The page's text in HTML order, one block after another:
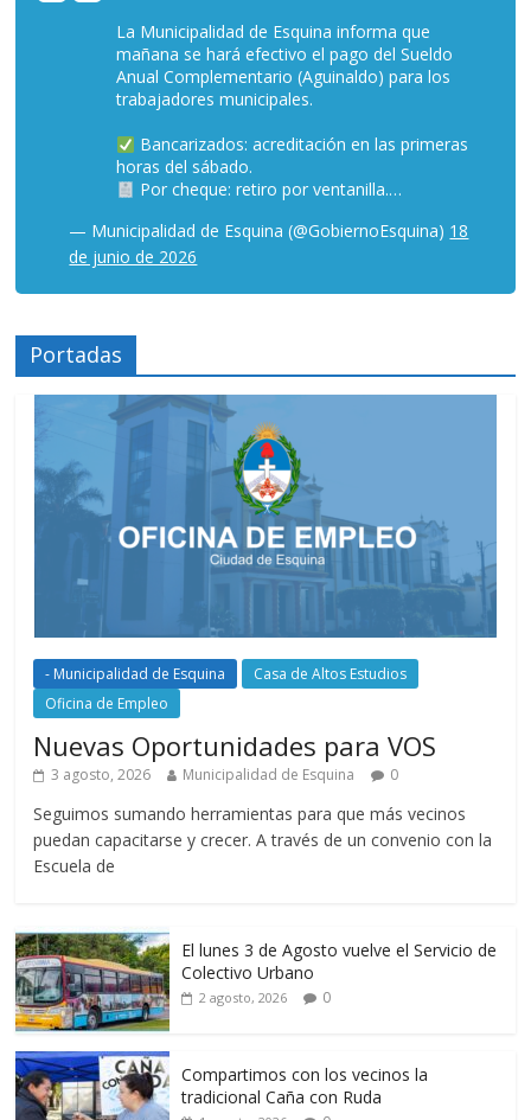
La Municipalidad de Esquina informa que
mañana se hará efectivo el pago del Sueldo
Anual Complementario (Aguinaldo) para los
trabajadores municipales.
Bancarizados: acreditación en las primeras
horas del sábado.
Por cheque: retiro por ventanilla.…
— Municipalidad de Esquina (@GobiernoEsquina) 18
de junio de 2026
Portadas
- Municipalidad de Esquina
Casa de Altos Estudios
Oficina de Empleo
Nuevas Oportunidades para VOS
3 agosto, 2026 Municipalidad de Esquina 0
Seguimos sumando herramientas para que más vecinos
puedan capacitarse y crecer. A través de un convenio con la
Escuela de
El lunes 3 de Agosto vuelve el Servicio de
Colectivo Urbano
2 agosto, 2026 0
Compartimos con los vecinos la
tradicional Caña con Ruda